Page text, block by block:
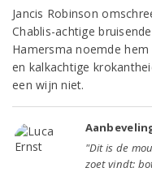
Jancis Robinson
Chablis-achtige
Hamersma noemde
en kalkachtige
een wijn niet.
"Dit is de
zoet vindt: